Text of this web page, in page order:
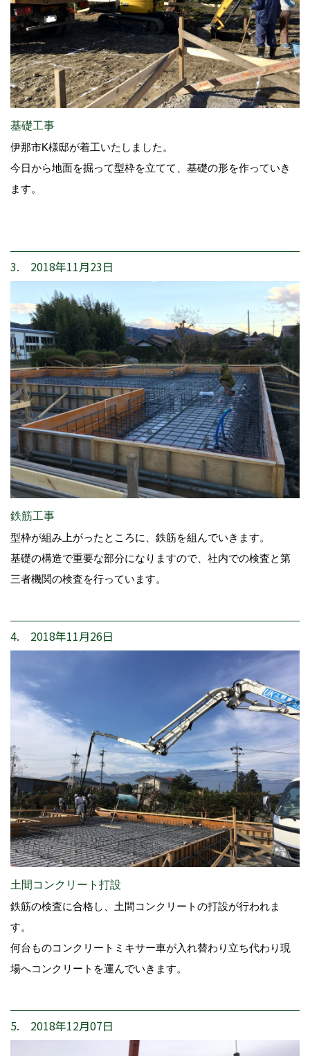
基礎工事
伊那市K様邸が着工いたしました。
今日から地面を掘って型枠を立てて、基礎の形を作っていき
ます。
3. 2018年11月23日
鉄筋工事
型枠が組み上がったところに、鉄筋を組んでいきます。
基礎の構造で重要な部分になりますので、社内での検査と第
三者機関の検査を行っています。
4. 2018年11月26日
土間コンクリート打設
鉄筋の検査に合格し、土間コンクリートの打設が行われま
す。
何台ものコンクリートミキサー車が入れ替わり立ち代わり現
場へコンクリートを運んでいきます。
5. 2018年12月07日